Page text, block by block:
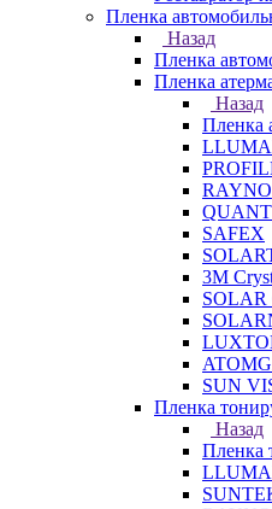
Пленка
Назад
Пленка
Пленка
Назад
Пленка
RAYNO
SAFEX
3M
SOLAR
SUN
Пленка
Назад
Пленка